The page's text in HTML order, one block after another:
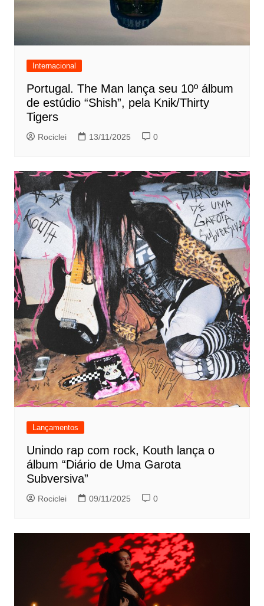
Internacional
Portugal. The Man lança seu 10º álbum
de estúdio “Shish”, pela Knik/Thirty
Tigers
Rociclei 13/11/2025 0
Lançamentos
Unindo rap com rock, Kouth lança o
álbum “Diário de Uma Garota
Subversiva”
Rociclei 09/11/2025 0